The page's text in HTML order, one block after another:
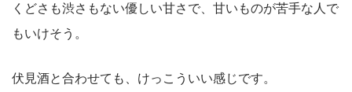
くどさも渋さもない優しい甘さで、甘いものが苦手な人で
もいけそう。
伏見酒と合わせても、けっこういい感じです。